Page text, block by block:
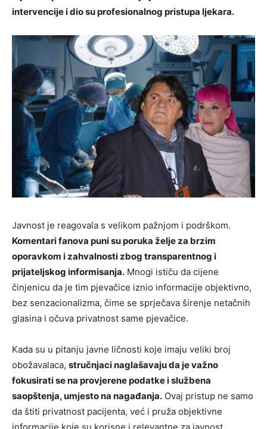
intervencije i dio su profesionalnog pristupa ljekara.
Javnost je reagovala s velikom pažnjom i podrškom.
Komentari fanova puni su poruka želje za brzim
oporavkom i zahvalnosti zbog transparentnog i
prijateljskog informisanja. Mnogi ističu da cijene
činjenicu da je tim pjevačice iznio informacije objektivno,
bez senzacionalizma, čime se sprječava širenje netačnih
glasina i očuva privatnost same pjevačice.
Kada su u pitanju javne ličnosti koje imaju veliki broj
obožavalaca, stručnjaci naglašavaju da je važno
fokusirati se na provjerene podatke i službena
saopštenja, umjesto na nagađanja. Ovaj pristup ne samo
da štiti privatnost pacijenta, već i pruža objektivne